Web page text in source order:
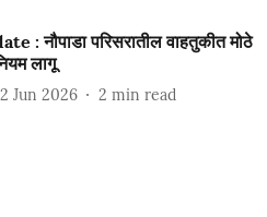
: नौपाडा परिसरातील वाहतुकीत मोठे
लागू
Jun 2026 2 min read